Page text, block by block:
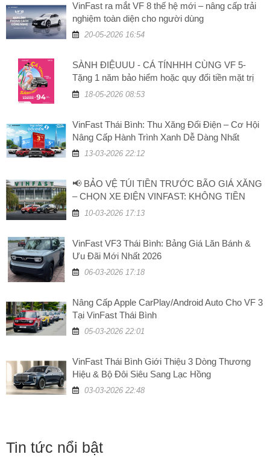
Tin tức nổi bật
VinFast ra mắt VF 8 thế hệ mới – nâng cấp trải
nghiệm toàn diện cho người dùng
20-05-2026 16:54
SÀNH ĐIỆUUU - CÁ TÍNHHH CÙNG VF 5-
Tặng 1 năm bảo hiểm hoặc quy đổi tiền mặt trị
giá 5 triệu đồng
18-05-2026 08:53
VinFast Thái Bình: Thu Xăng Đổi Điện – Cơ Hội
Nâng Cấp Hành Trình Xanh Dễ Dàng Nhất
13-03-2026 22:12
📢 BẢO VỆ TÚI TIỀN TRƯỚC BÃO GIÁ XĂNG
– CHỌN XE ĐIỆN VINFAST: KHÔNG TIỀN
XĂNG, TĂNG GIÁ TRỊ!
10-03-2026 17:13
VinFast VF3 Thái Bình: Bảng Giá Lăn Bánh &
Ưu Đãi Mới Nhất 2026
06-03-2026 17:18
Nâng Cấp Apple CarPlay/Android Auto Cho VF 3
Tại VinFast Thái Bình
05-03-2026 22:01
VinFast Thái Bình Giới Thiệu 3 Dòng Thương
Hiệu & Bộ Đôi Siêu Sang Lạc Hồng
03-03-2026 22:48